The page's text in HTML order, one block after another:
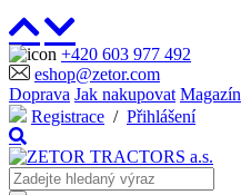
+420 603 977 492
eshop@zetor.com
Doprava Jak nakupovat Magazín
Registrace / Přihlášení